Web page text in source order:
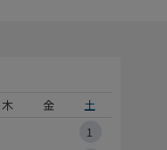
木 金
土
1